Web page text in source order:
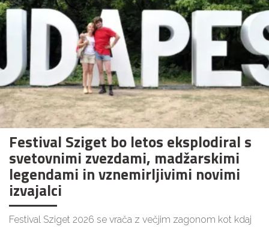
Festival Sziget bo letos eksplodiral s
svetovnimi zvezdami, madžarskimi
legendami in vznemirljivimi novimi
izvajalci
Festival Sziget 2026 se vrača z večjim zagonom kot kdaj